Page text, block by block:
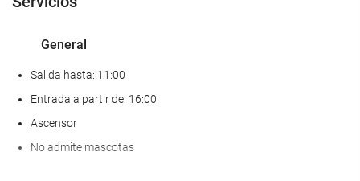
General
Salida hasta: 11:00
Entrada a partir de: 16:00
Ascensor
No admite mascotas